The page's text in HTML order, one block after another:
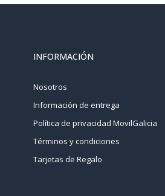
INFORMACIÓN
Nosotros
Información de entrega
Política de privacidad MovilGalicia
Términos y condiciones
Tarjetas de Regalo